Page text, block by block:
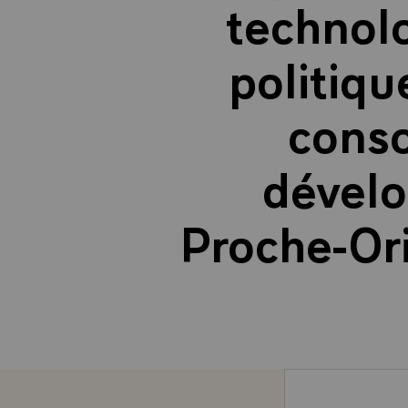
Proche-